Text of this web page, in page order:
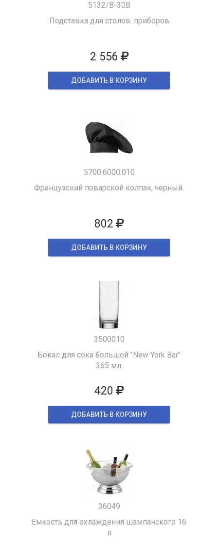
5132/B-30B
Подставка для столов. приборов
2 556
ДОБАВИТЬ В КОРЗИНУ
5700.6000.010
Французский поварской колпак, черный.
802
ДОБАВИТЬ В КОРЗИНУ
3500010
Бокал для сока большой "New York Bar"
365 мл.
420
ДОБАВИТЬ В КОРЗИНУ
36049
Емкость для охлаждения шампанского 16
л